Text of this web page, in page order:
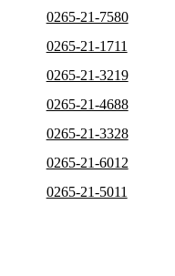
0265-21-7580
0265-21-1711
0265-21-3219
0265-21-4688
0265-21-3328
0265-21-6012
0265-21-5011